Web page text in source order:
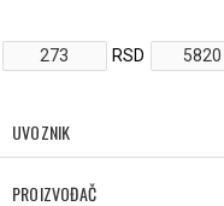
RSD
UVOZNIK
PROIZVOĐAČ